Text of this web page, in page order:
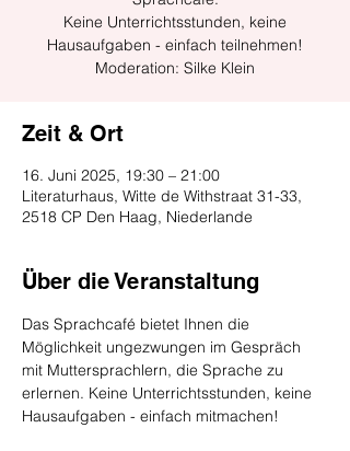
Keine Unterrichtsstunden, keine
Hausaufgaben - einfach teilnehmen!
Moderation: Silke Klein
Zeit & Ort
16. Juni 2025, 19:30 – 21:00
Literaturhaus, Witte de Withstraat 31-33,
2518 CP Den Haag, Niederlande
Über die Veranstaltung
Das Sprachcafé bietet Ihnen die
Möglichkeit ungezwungen im Gespräch
mit Muttersprachlern, die Sprache zu
erlernen. Keine Unterrichtsstunden, keine
Hausaufgaben - einfach mitmachen!